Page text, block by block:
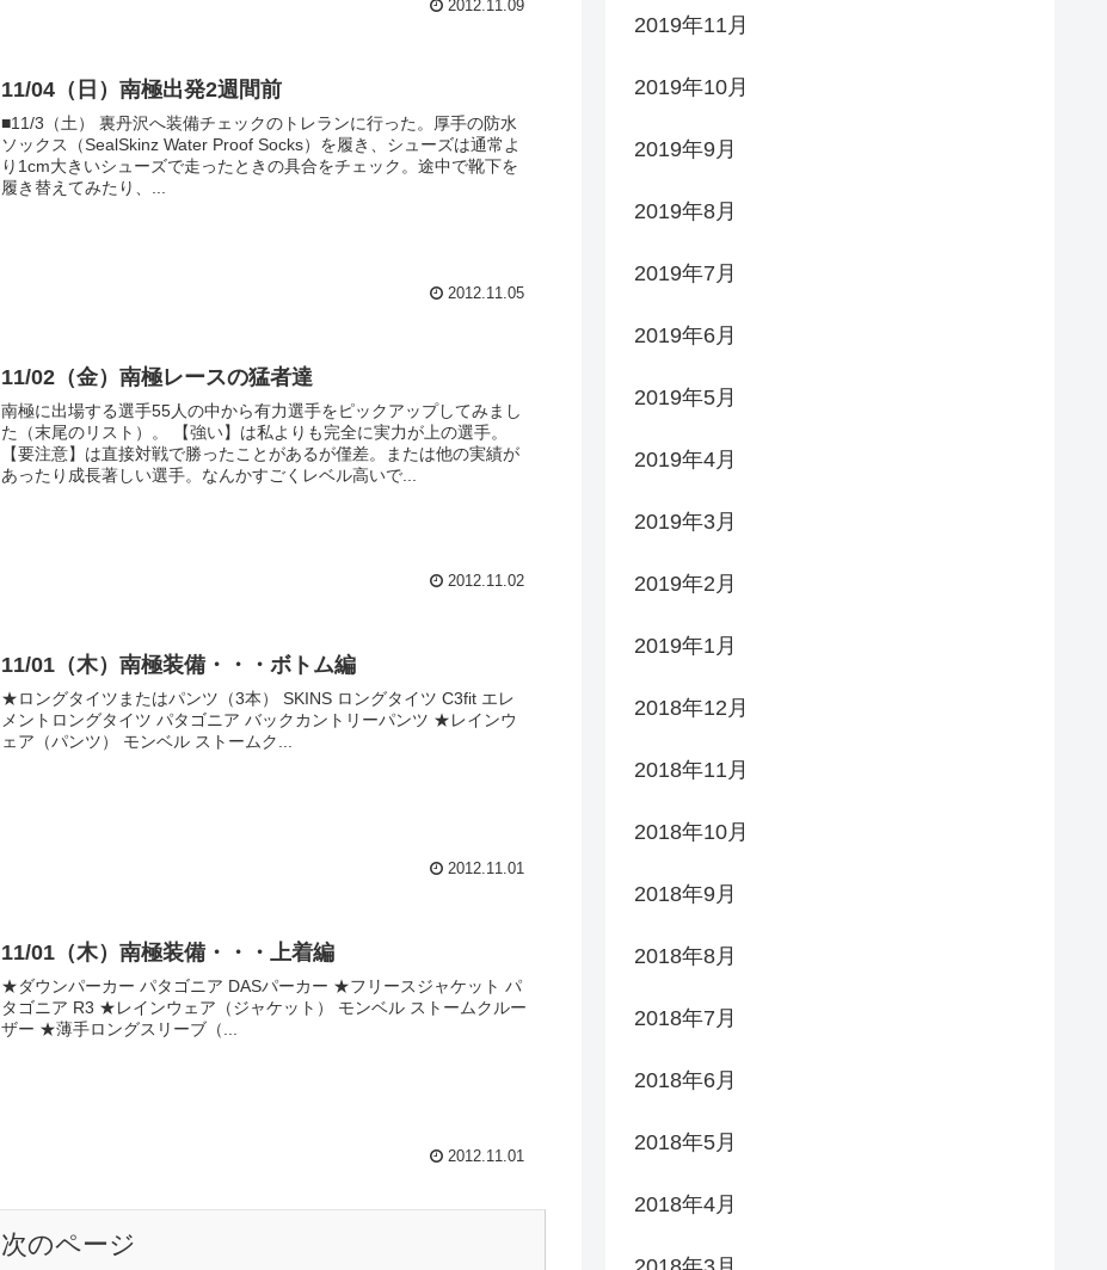
2012.11.09
11/04（日）南極出発2週間前
■11/3（土） 裏丹沢へ装備チェックのトレランに行った。厚手の防水
ソックス（SealSkinz Water Proof Socks）を履き、シューズは通常よ
り1cm大きいシューズで走ったときの具合をチェック。途中で靴下を
履き替えてみたり、...
2012.11.05
11/02（金）南極レースの猛者達
南極に出場する選手55人の中から有力選手をピックアップしてみまし
た（末尾のリスト）。 【強い】は私よりも完全に実力が上の選手。
【要注意】は直接対戦で勝ったことがあるが僅差。または他の実績が
あったり成長著しい選手。なんかすごくレベル高いで...
2012.11.02
11/01（木）南極装備・・・ボトム編
★ロングタイツまたはパンツ（3本） SKINS ロングタイツ C3fit エレ
メントロングタイツ パタゴニア バックカントリーパンツ ★レインウ
ェア（パンツ） モンベル ストームク...
2012.11.01
11/01（木）南極装備・・・上着編
★ダウンパーカー パタゴニア DASパーカー ★フリースジャケット パ
タゴニア R3 ★レインウェア（ジャケット） モンベル ストームクルー
ザー ★薄手ロングスリーブ（...
2012.11.01
次のページ
2019年11月
2019年10月
2019年9月
2019年8月
2019年7月
2019年6月
2019年5月
2019年4月
2019年3月
2019年2月
2019年1月
2018年12月
2018年11月
2018年10月
2018年9月
2018年8月
2018年7月
2018年6月
2018年5月
2018年4月